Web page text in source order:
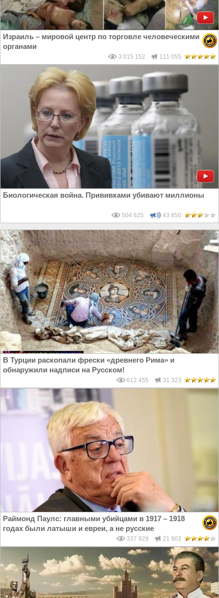
Израиль – мировой центр по торговле человеческими
органами
3 015 152 111 055
Биологическая война. Прививками убивают миллионы
504 625 43 650
В Турции раскопали фрески «древнего Рима» и
обнаружили надписи на Русском!
612 455 31 323
Раймонд Паулс: главными убийцами в 1917 – 1918
годах были латыши и евреи, а не русские
337 929 21 903